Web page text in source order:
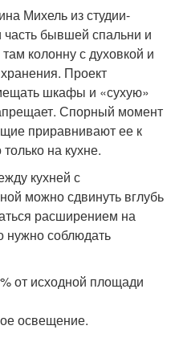
Михель из студии-
бывшей спальни и
колонну с духовкой и
Проект
шкафы и «сухую»
Спорный момент
приравнивают ее к
на кухне.
кухней с
можно сдвинуть вглубь
расширением на
нужно соблюдать
от исходной площади
освещение.